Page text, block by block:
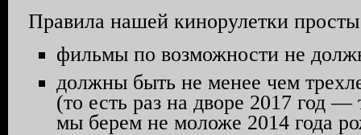
Правила нашей кинорулетки
фильмы по возможности не
должны быть не менее чем
(то есть раз на дворе 2017 год
мы берем не моложе 2014 года